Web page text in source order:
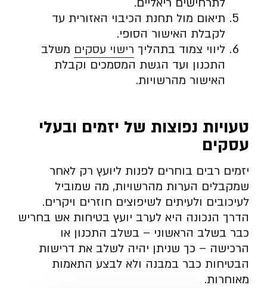
תיאום מול תחנת הכיבוי האזורית עד
לקבלת האישור הסופי.
ליווי צמוד בתהליך רישוי עסקים משלב
התכנון ועד הגשת המסמכים וקבלת
האישור מהרשויות.
טעויות נפוצות של יזמים ובעלי
עסקים
יזמים רבים בוחרים לפנות ליועץ רק לאחר
שמקבלים הערות מהרשויות, מה שמוביל
לעיכובים ולעיתים לשיפוצים חוזרים ויקרים.
הדרך הנכונה היא לערב יועץ בטיחות אש בחריש
כבר בשלב הראשוני – בשלב התכנון או
הרכישה – כך שניתן יהיה לשלב את דרישות
הבטיחות כבר במבנה ולא לבצע התאמות
מאוחרות.